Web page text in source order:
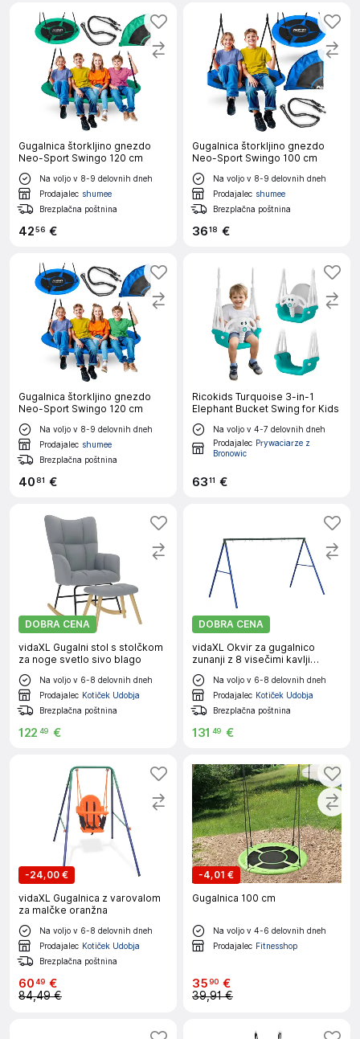
Gugalnica štorkljino gnezdo
Neo-Sport Swingo 120 cm
Na voljo v 8-9 delovnih dneh
Prodajalec shumee
Brezplačna poštnina
4256 €
Gugalnica štorkljino gnezdo
Neo-Sport Swingo 100 cm
Na voljo v 8-9 delovnih dneh
Prodajalec shumee
Brezplačna poštnina
3618 €
Gugalnica štorkljino gnezdo
Neo-Sport Swingo 120 cm
Na voljo v 8-9 delovnih dneh
Prodajalec shumee
Brezplačna poštnina
40 81 €
Ricokids Turquoise 3-in-1
Elephant Bucket Swing for Kids
Na voljo v 4-7 delovnih dneh
Prodajalec Prywaciarze z
Bronowic
6311 €
DOBRA CENA
vidaXL Gugalni stol s stolčkom
za noge svetlo sivo blago
Na voljo v 6-8 delovnih dneh
Prodajalec Kotiček Udobja
Brezplačna poštnina
122 49 €
DOBRA CENA
vidaXL Okvir za gugalnico
zunanji z 8 visečimi kavlji
modro jeklo
Na voljo v 6-8 delovnih dneh
Prodajalec Kotiček Udobja
Brezplačna poštnina
131 49 €
-24,00 €
vidaXL Gugalnica z varovalom
za malčke oranžna
Na voljo v 6-8 delovnih dneh
Prodajalec Kotiček Udobja
Brezplačna poštnina
6049 €
84,49 €
-4,01 €
Gugalnica 100 cm
Na voljo v 4-6 delovnih dneh
Prodajalec Fitnesshop
3590 €
39,91 €